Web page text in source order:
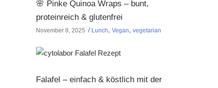
🌸 Pinke Quinoa Wraps – bunt,
proteinreich & glutenfrei
November 8, 2025 Lunch, Vegan, vegetarian
Falafel – einfach & köstlich mit der